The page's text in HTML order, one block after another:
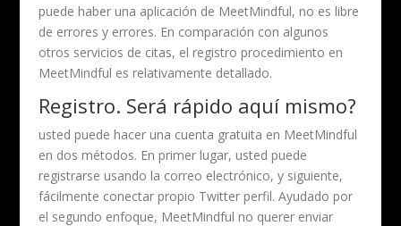
puede haber una aplicación de MeetMindful, no es libre
de errores y errores. En comparación con algunos
otros servicios de citas, el registro procedimiento en
MeetMindful es relativamente detallado.
Registro. Será rápido aquí mismo?
usted puede hacer una cuenta gratuita en MeetMindful
en dos métodos. En primer lugar, usted puede
registrarse usando la correo electrónico, y siguiente,
fácilmente conectar propio Twitter perfil. Ayudado por
el segundo enfoque, MeetMindful no querer enviar